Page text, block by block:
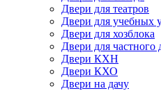
Двери для театров
Двери для учебных
Двери для хозблока
Двери для частного
Двери КХН
Двери КХО
Двери на дачу